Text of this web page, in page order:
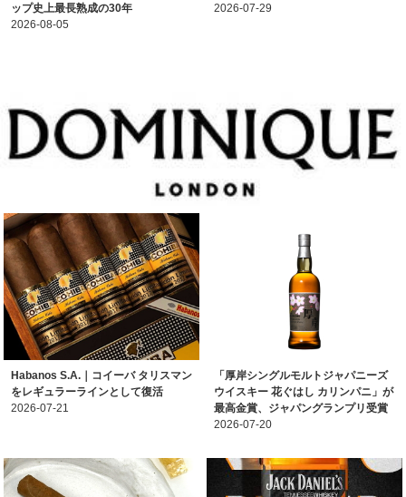
ップ史上最長熟成の30年
2026-08-05
2026-07-29
Habanos S.A.｜コイーバ タリスマン
をレギュラーラインとして復活
2026-07-21
「厚岸シングルモルトジャパニーズ
ウイスキー 花ぐはし カリンパニ」が
最高金賞、ジャパングランプリ受賞
2026-07-20